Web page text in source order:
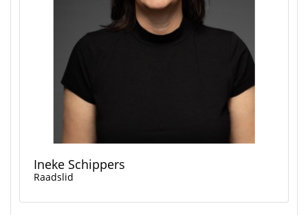
Ineke Schippers
Raadslid